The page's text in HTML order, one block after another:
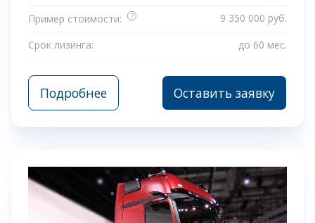
Пример стоимости:
?
9 350 000 руб.
Срок лизинга:
до 60 мес.
Подробнее Оставить заявку